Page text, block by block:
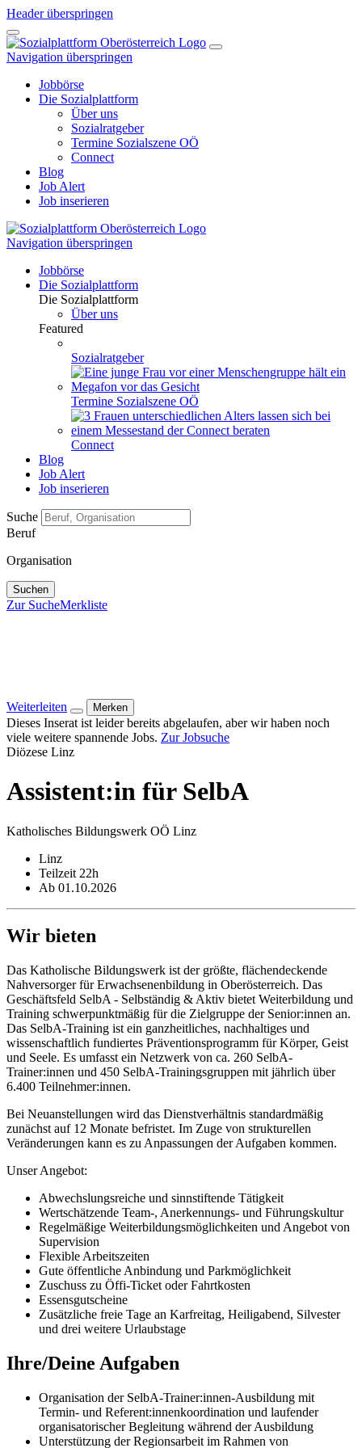
Header überspringen
Navigation überspringen
Jobbörse
Die Sozialplattform
Über uns
Sozialratgeber
Termine Sozialszene OÖ
Connect
Blog
Job Alert
Job inserieren
Navigation überspringen
Jobbörse
Die Sozialplattform
Die Sozialplattform
Über uns
Featured
Sozialratgeber
Termine Sozialszene OÖ
Connect
Blog
Job Alert
Job inserieren
Suche
Beruf
Organisation
Suchen
Zur SucheMerkliste
Weiterleiten Merken
Dieses Inserat ist leider bereits abgelaufen, aber wir haben noch
viele weitere spannende Jobs. Zur Jobsuche
Diözese Linz
Assistent:in für SelbA
Katholisches Bildungswerk OÖ Linz
Linz
Teilzeit 22h
Ab 01.10.2026
Wir bieten
Das Katholische Bildungswerk ist der größte, flächendeckende
Nahversorger für Erwachsenenbildung in Oberösterreich. Das
Geschäftsfeld SelbA - Selbständig & Aktiv bietet Weiterbildung und
Training schwerpunktmäßig für die Zielgruppe der Senior:innen an.
Das SelbA-Training ist ein ganzheitliches, nachhaltiges und
wissenschaftlich fundiertes Präventionsprogramm für Körper, Geist
und Seele. Es umfasst ein Netzwerk von ca. 260 SelbA-
Trainer:innen und 450 SelbA-Trainingsgruppen mit jährlich über
6.400 Teilnehmer:innen.
Bei Neuanstellungen wird das Dienstverhältnis standardmäßig
zunächst auf 12 Monate befristet. Im Zuge von strukturellen
Veränderungen kann es zu Anpassungen der Aufgaben kommen.
Unser Angebot:
Abwechslungsreiche und sinnstiftende Tätigkeit
Wertschätzende Team-, Anerkennungs- und Führungskultur
Regelmäßige Weiterbildungsmöglichkeiten und Angebot von
Supervision
Flexible Arbeitszeiten
Gute öffentliche Anbindung und Parkmöglichkeit
Zuschuss zu Öffi-Ticket oder Fahrtkosten
Essensgutscheine
Zusätzliche freie Tage an Karfreitag, Heiligabend, Silvester
und drei weitere Urlaubstage
Ihre/Deine Aufgaben
Organisation der SelbA-Trainer:innen-Ausbildung mit
Termin- und Referent:innenkoordination und laufender
organisatorischer Begleitung während der Ausbildung
Unterstützung der Regionsarbeit im Rahmen von